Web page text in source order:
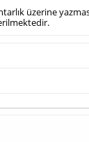
üzerine